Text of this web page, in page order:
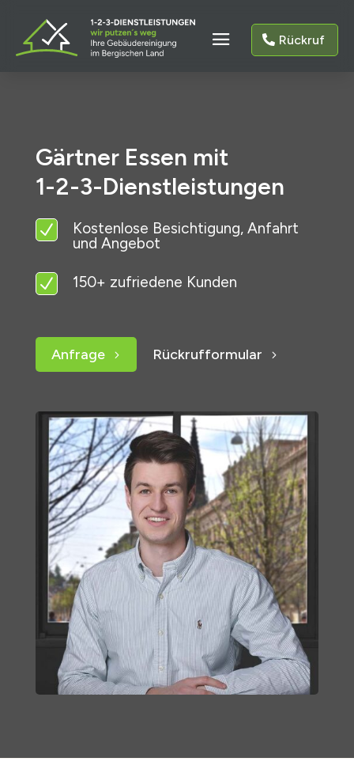
Rückruf
Gärtner Essen mit
1-2-3-Dienstleistungen
N
Kostenlose Besichtigung, Anfahrt
und Angebot
N 150+ zufriedene Kunden
Anfrage Rückrufformular